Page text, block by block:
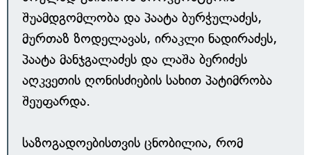
შუამდგომლობა და პაატა ბურჭულაძეს,
მურთაზ ზოდელავას, ირაკლი ნადირაძეს,
პაატა მანჯგალაძეს და ლაშა ბერიძეს
აღკვეთის ღონისძიების სახით პატიმრობა
შეუფარდა.
საზოგადოებისთვის ცნობილია, რომ